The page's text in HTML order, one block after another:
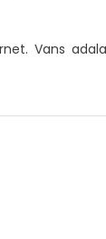
Vans